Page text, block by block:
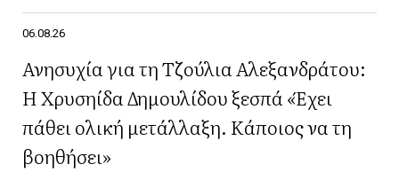
06.08.26
Ανησυχία για τη Τζούλια Αλεξανδράτου:
Η Χρυσηίδα Δημουλίδου ξεσπά «Έχει
πάθει ολική μετάλλαξη. Κάποιος να τη
βοηθήσει»